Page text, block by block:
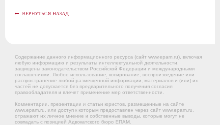
ВЕРНУТЬСЯ НАЗАД
Содержание данного информационного ресурса (сайт www.epam.ru), включая
любую информацию и результаты интеллектуальной деятельности,
защищены законодательством Российской Федерации и международными
соглашениями. Любое использование, копирование, воспроизведение или
распространение любой размещенной информации, материалов и (или) их
частей не допускается без предварительного получения согласия
правообладателя и влечет применение мер ответственности.
Комментарии, презентации и статьи юристов, размещенные на сайте
www.epam.ru, или доступ к которым предоставлен через сайт www.epam.ru,
отражают их личное мнение и собственные выводы, которые могут не
совпадать с позицией Адвокатского бюро ЕПАМ.